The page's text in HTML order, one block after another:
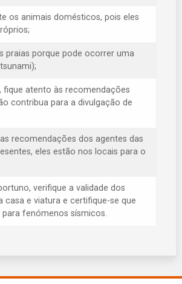
os animais domésticos, pois eles
praias porque pode ocorrer uma
fique atento às recomendações
contribua para a divulgação de
recomendações dos agentes das
eles estão nos locais para o
verifique a validade dos
casa e viatura e certifique-se que
fenómenos sísmicos.